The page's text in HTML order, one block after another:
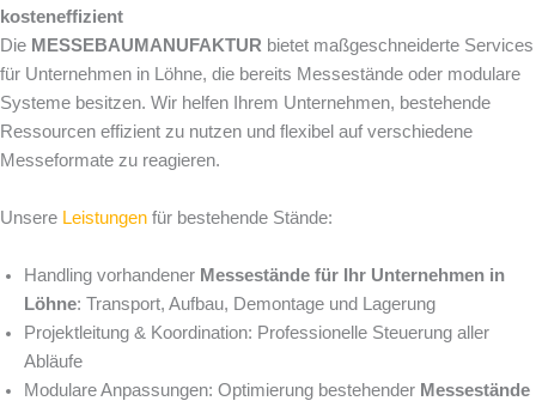
kosteneffizient
Die MESSEBAUMANUFAKTUR bietet maßgeschneiderte Services
für Unternehmen in Löhne, die bereits Messestände oder modulare
Systeme besitzen. Wir helfen Ihrem Unternehmen, bestehende
Ressourcen effizient zu nutzen und flexibel auf verschiedene
Messeformate zu reagieren.
Unsere Leistungen für bestehende Stände:
Handling vorhandener Messestände für Ihr Unternehmen in
Löhne: Transport, Aufbau, Demontage und Lagerung
Projektleitung & Koordination: Professionelle Steuerung aller
Abläufe
Modulare Anpassungen: Optimierung bestehender Messestände